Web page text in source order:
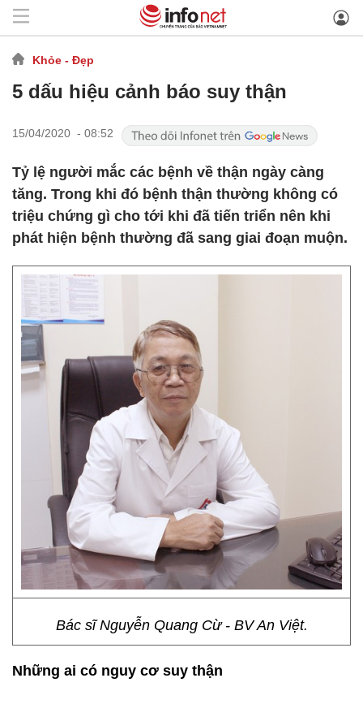
Khỏe - Đẹp
5 dấu hiệu cảnh báo suy thận
15/04/2020 - 08:52
Tỷ lệ người mắc các bệnh về thận ngày càng
tăng. Trong khi đó bệnh thận thường không có
triệu chứng gì cho tới khi đã tiến triển nên khi
phát hiện bệnh thường đã sang giai đoạn muộn.
Bác sĩ Nguyễn Quang Cừ - BV An Việt.
Những ai có nguy cơ suy thận